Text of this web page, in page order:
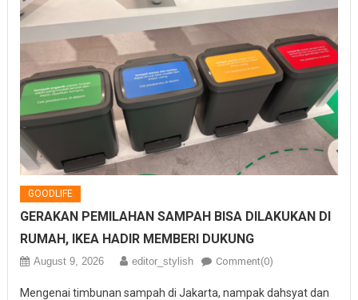
GOODLIFE
GERAKAN PEMILAHAN SAMPAH BISA DILAKUKAN DI
RUMAH, IKEA HADIR MEMBERI DUKUNG
August 9, 2026 editor_stylish Comment(0)
Mengenai timbunan sampah di Jakarta, nampak dahsyat dan